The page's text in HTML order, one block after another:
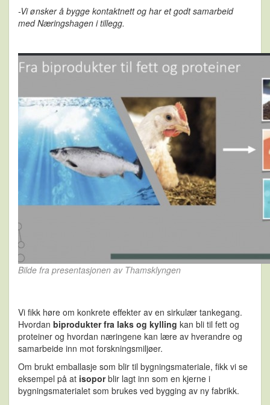
-Vi ønsker å bygge kontaktnett og har et godt samarbeid
med Næringshagen i tillegg.
Bilde fra presentasjonen av Thamsklyngen
Vi fikk høre om konkrete effekter av en sirkulær tankegang.
Hvordan biprodukter fra laks og kylling kan bli til fett og
proteiner og hvordan næringene kan lære av hverandre og
samarbeide inn mot forskningsmiljøer.
Om brukt emballasje som blir til bygningsmateriale, fikk vi se
eksempel på at isoporblir lagt inn som en kjerne i
bygningsmaterialet som brukes ved bygging av ny fabrikk.